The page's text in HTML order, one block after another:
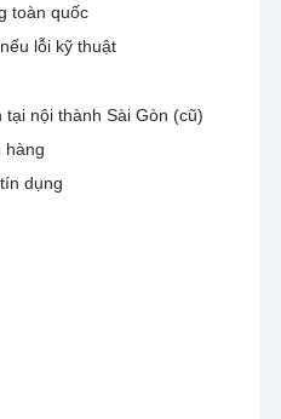
toàn quốc
lỗi kỹ thuật
nội thành Sài Gòn (cũ)
hàng
dụng